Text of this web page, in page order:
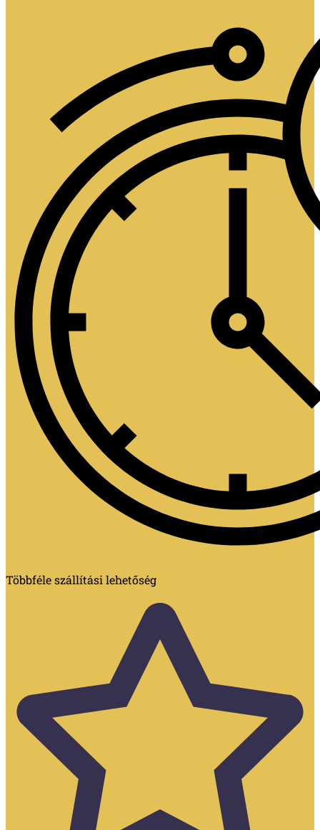
Többféle szállítási lehetőség